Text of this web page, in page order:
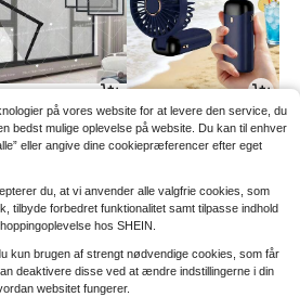
5.42€ -3% 3.15€
på vores website for at levere den service, du
bedst mulige oplevelse på website. Du kan til enhver
eller angive dine cookiepræferencer efter eget
du, at vi anvender alle valgfrie cookies, som
tilbyde forbedret funktionalitet samt tilpasse indhold
hos SHEIN.
kun brugen af strengt nødvendige cookies, som får
deaktivere disse ved at ændre indstillingerne i din
websitet fungerer.